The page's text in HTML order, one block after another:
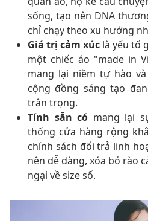
sống, tạo nên DNA
chỉ chạy theo xu hướng
Giá trị cảm xúc là yếu tố
một chiếc áo "made in
mang lại niềm tự hào
cộng đồng sáng tạo
trân trọng.
Tính sẵn có mang lại
thống cửa hàng rộng
chính sách đổi trả linh
nên dễ dàng, xóa bỏ rào
ngại về size số.